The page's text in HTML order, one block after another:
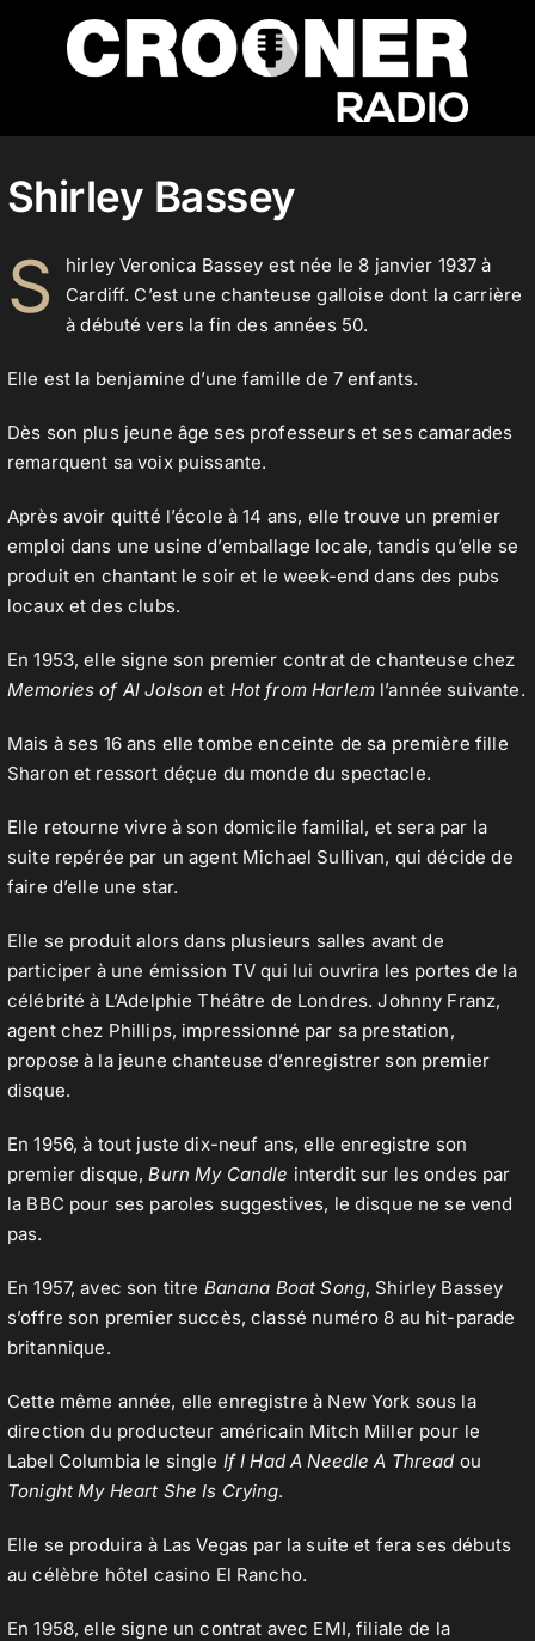
contenu
Accueil
Actualités
Nos flux audio
Télécharger notre application
Shirley Bassey
S
hirley Veronica Bassey est née le 8 janvier 1937 à
Cardiff. C’est une chanteuse galloise dont la carrière
à débuté vers la fin des années 50.
Elle est la benjamine d’une famille de 7 enfants.
Dès son plus jeune âge ses professeurs et ses camarades
remarquent sa voix puissante.
Après avoir quitté l’école à 14 ans, elle trouve un premier
emploi dans une usine d’emballage locale, tandis qu’elle se
produit en chantant le soir et le week-end dans des pubs
locaux et des clubs.
En 1953, elle signe son premier contrat de chanteuse chez
Memories of Al Jolson et Hot from Harleml’année suivante.
Mais à ses 16 ans elle tombe enceinte de sa première fille
Sharon et ressort déçue du monde du spectacle.
Elle retourne vivre à son domicile familial, et sera par la
suite repérée par un agent Michael Sullivan, qui décide de
faire d’elle une star.
Elle se produit alors dans plusieurs salles avant de
participer à une émission TV qui lui ouvrira les portes de la
célébrité à L’Adelphie Théâtre de Londres. Johnny Franz,
agent chez Phillips, impressionné par sa prestation,
propose à la jeune chanteuse d’enregistrer son premier
disque.
En 1956, à tout juste dix-neuf ans, elle enregistre son
premier disque,Burn My Candle interdit sur les ondes par
la BBC pour ses paroles suggestives, le disque ne se vend
pas.
En 1957, avec son titre Banana Boat Song, Shirley Bassey
s’offre son premier succès, classé numéro 8 au hit-parade
britannique.
Cette même année, elle enregistre à New York sous la
direction du producteur américain Mitch Miller pour le
Label Columbia le single If I Had A Needle A Thread ou
Tonight My Heart She Is Crying.
Elle se produira à Las Vegas par la suite et fera ses débuts
au célèbre hôtel casino El Rancho.
En 1958, elle signe un contrat avec EMI, filiale de la